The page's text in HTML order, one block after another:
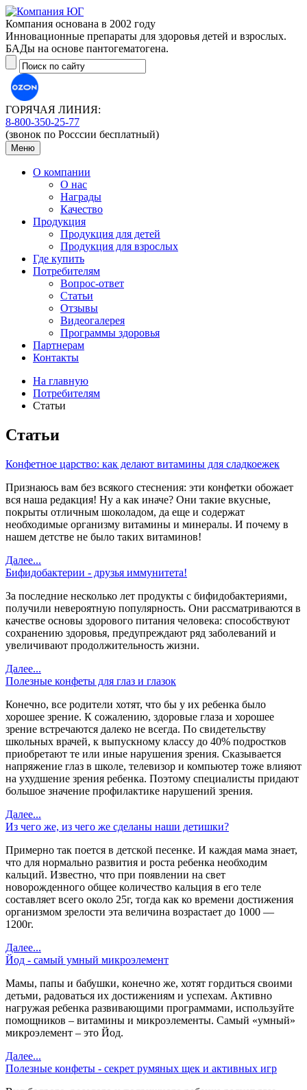
Компания основана в 2002 году
Инновационные препараты для здоровья детей и взрослых.
БАДы на основе пантогематогена.
ГОРЯЧАЯ ЛИНИЯ:
8-800-350-25-77
(звонок по Росссии бесплатный)
Меню
О компании
О нас
Награды
Качество
Продукция
Продукция для детей
Продукция для взрослых
Где купить
Потребителям
Вопрос-ответ
Статьи
Отзывы
Видеогалерея
Программы здоровья
Партнерам
Контакты
На главную
Потребителям
Статьи
Статьи
Конфетное царство: как делают витамины для сладкоежек
Признаюсь вам без всякого стеснения: эти конфетки обожает
вся наша редакция! Ну а как иначе? Они такие вкусные,
покрыты отличным шоколадом, да еще и содержат
необходимые организму витамины и минералы. И почему в
нашем детстве не было таких витаминов!
Далее...
Бифидобактерии - друзья иммунитета!
За последние несколько лет продукты с бифидобактериями,
получили невероятную популярность. Они рассматриваются в
качестве основы здорового питания человека: способствуют
сохранению здоровья, предупреждают ряд заболеваний и
увеличивают продолжительность жизни.
Далее...
Полезные конфеты для глаз и глазок
Конечно, все родители хотят, что бы у их ребенка было
хорошее зрение. К сожалению, здоровые глаза и хорошее
зрение встречаются далеко не всегда. По свидетельству
школьных врачей, к выпускному классу до 40% подростков
приобретают те или иные нарушения зрения. Сказывается
напряжение глаз в школе, телевизор и компьютер тоже влияют
на ухудшение зрения ребенка. Поэтому специалисты придают
большое значение профилактике нарушений зрения.
Далее...
Из чего же, из чего же сделаны наши детишки?
Примерно так поется в детской песенке. И каждая мама знает,
что для нормально развития и роста ребенка необходим
кальций. Известно, что при появлении на свет
новорожденного общее количество кальция в его теле
составляет всего около 25г, тогда как ко времени достижения
организмом зрелости эта величина возрастает до 1000 —
1200г.
Далее...
Йод - самый умный микроэлемент
Мамы, папы и бабушки, конечно же, хотят гордиться своими
детьми, радоваться их достижениям и успехам. Активно
нагружая ребенка развивающими программами, используйте
помощников – витамины и микроэлементы. Самый «умный»
микроэлемент – это Йод.
Далее...
Полезные конфеты - секрет румяных щек и активных игр